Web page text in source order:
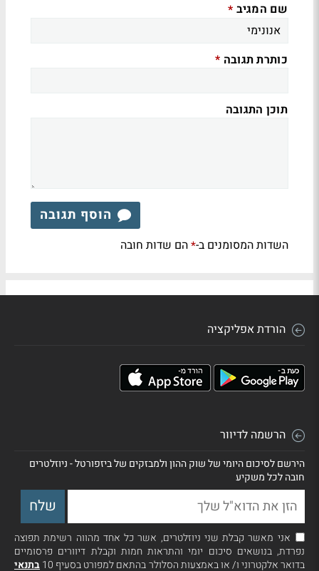
שם המגיב *
כותרת תגובה *
תוכן התגובה
הוסף תגובה
השדות המסומנים ב-*הם שדות חובה
הורדת אפליקציה
הרשמה לדיוור
הירשם לסיכום היומי של שוק ההון ולמבזקים של ביזפורטל - ניוזלטרים
חובה לכל משקיע
אני מאשר קבלת שני ניוזלטרים, אשר כל אחד מהווה רשימת תפוצה
נפרדת, בנושאים סיכום יומי והתראות חמות וקבלת דיוורים פרסומיים
בדואר אלקטרוני ו/ או באמצעות הסלולר בהתאם למפורט בסעיף 10
בתנאי